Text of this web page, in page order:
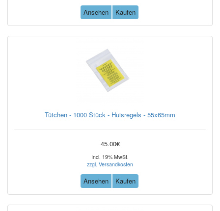
Ansehen Kaufen
Tütchen - 1000 Stück - Huisregels - 55x65mm
45.00€
Incl. 19% MwSt.
zzgl. Versandkosten
Ansehen Kaufen